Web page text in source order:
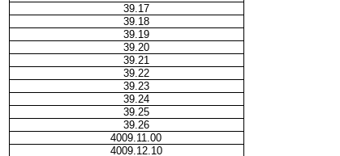
39.17
39.18
39.19
39.20
39.21
39.22
39.23
39.24
39.25
39.26
4009.11.00
4009.12.10